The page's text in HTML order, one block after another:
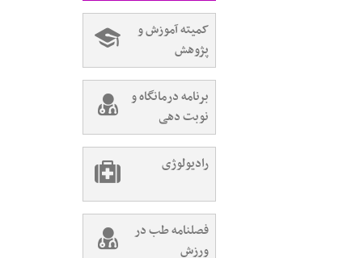
کمیته آموزش و
پژوهش
برنامه درمانگاه و
نوبت دهی
رادیولوژی
فصلنامه طب در
ورزش